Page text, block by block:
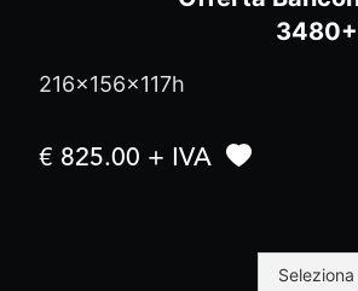
216x156x117h
€ 825.00 + IVA